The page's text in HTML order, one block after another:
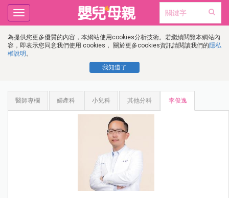
為提供您更多優質的內容，本網站使用cookies分析技術。若繼續閱覽本網站內
容，即表示您同意我們使用 cookies， 關於更多cookies資訊請閱讀我們的隱私
權說明 。
我知道了
Toggle
navigation
醫師專欄 婦產科 小兒科 其他分科 李俊逸